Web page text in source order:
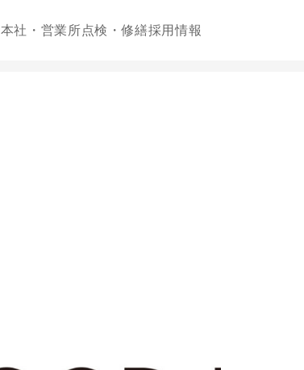
本社・営業所点検・修繕採用情報